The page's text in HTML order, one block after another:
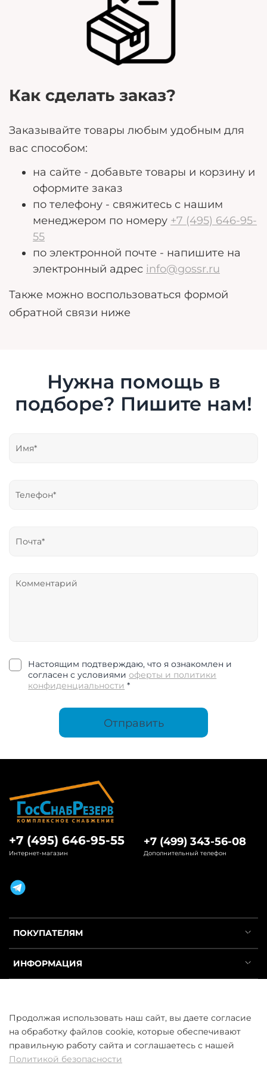
Любые дополнительные пожелания, которые
могут помочь нам лучше удовлетворить ваши
потребности.
Как сделать заказ?
Заказывайте товары любым удобным для
вас способом:
на сайте - добавьте товары и корзину и
оформите заказ
по телефону - свяжитесь с нашим
менеджером по номеру +7 (495) 646-95-
55
по электронной почте - напишите на
электронный адрес info@gossr.ru
Также можно воспользоваться формой
обратной связи ниже
Нужна помощь в
подборе? Пишите нам!
Настоящим подтверждаю, что я ознакомлен и
согласен с условиямиоферты и политики
конфиденциальности *
Отправить
ПОКУПАТЕЛЯМ
ИНФОРМАЦИЯ
+7 (495) 646-95-55
Интернет-магазин
+7 (499) 343-56-08
Дополнительный телефон
ООО «ГосСнабРезерв» © 2013–2026 - Продажа труб оптом и в
Продолжая использовать наш сайт, вы даете согласие
на обработку файлов cookie, которые обеспечивают
правильную работу сайта и соглашаетесь с нашей
Политикой безопасности